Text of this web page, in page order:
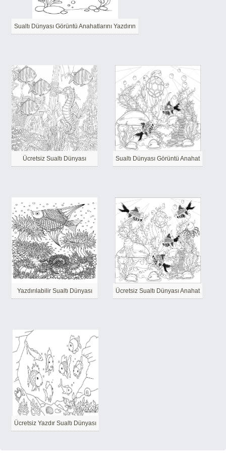
Sualtı Dünyası Görüntü Anahatlarını Yazdırın
Ücretsiz Sualtı Dünyası Sualtı Dünyası Görüntü Anahat
Yazdırılabilir Sualtı Dünyası Ücretsiz Sualtı Dünyası Anahat
Ücretsiz Yazdır Sualtı Dünyası